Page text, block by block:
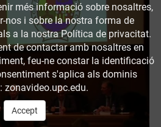
més informació sobre nosaltres,
nos i sobre la nostra forma de
a la nostra Política de privacitat.
de contactar amb nosaltres en
feu-ne constar la identificació
s'aplica als dominis
zonavideo.upc.edu.
Accept